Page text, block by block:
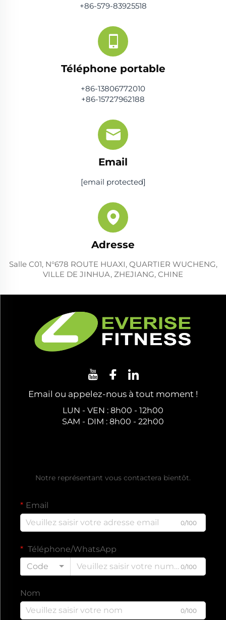
+86-579-83925518
Téléphone portable
+86-13806772010
+86-15727962188
Email
[email protected]
Adresse
Salle C01, N°678 ROUTE HUAXI, QUARTIER WUCHENG,
VILLE DE JINHUA, ZHEJIANG, CHINE
Email ou appelez-nous à tout moment !
LUN - VEN : 8h00 - 12h00
SAM - DIM : 8h00 - 22h00
Notre représentant vous contactera bientôt.
Email
0/100
Téléphone/WhatsApp
Code
0/100
Nom
0/100